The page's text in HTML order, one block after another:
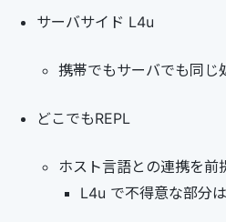
サーバサイド L4u
携帯でもサーバでも同じ
どこでもREPL
ホスト言語との連携を前
L4u で不得意な部分